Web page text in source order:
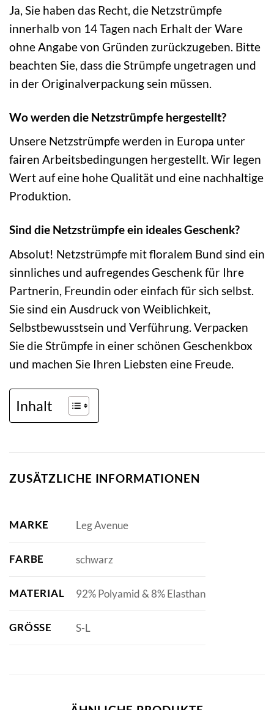
Ja, Sie haben das Recht, die Netzstrümpfe
innerhalb von 14 Tagen nach Erhalt der Ware
ohne Angabe von Gründen zurückzugeben. Bitte
beachten Sie, dass die Strümpfe ungetragen und
in der Originalverpackung sein müssen.
Wo werden die Netzstrümpfe hergestellt?
Unsere Netzstrümpfe werden in Europa unter
fairen Arbeitsbedingungen hergestellt. Wir legen
Wert auf eine hohe Qualität und eine nachhaltige
Produktion.
Sind die Netzstrümpfe ein ideales Geschenk?
Absolut! Netzstrümpfe mit floralem Bund sind ein
sinnliches und aufregendes Geschenk für Ihre
Partnerin, Freundin oder einfach für sich selbst.
Sie sind ein Ausdruck von Weiblichkeit,
Selbstbewusstsein und Verführung. Verpacken
Sie die Strümpfe in einer schönen Geschenkbox
und machen Sie Ihren Liebsten eine Freude.
Inhalt
ZUSÄTZLICHE INFORMATIONEN
MARKE Leg Avenue
FARBE schwarz
MATERIAL 92% Polyamid & 8% Elasthan
GRÖSSE S-L